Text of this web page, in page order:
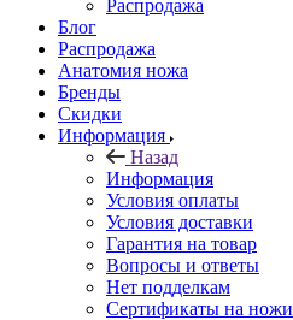
Распродажа
Блог
Распродажа
Анатомия ножа
Бренды
Скидки
Информация
Назад
Информация
Условия оплаты
Условия доставки
Гарантия на товар
Вопросы и ответы
Нет подделкам
Сертификаты на ножи